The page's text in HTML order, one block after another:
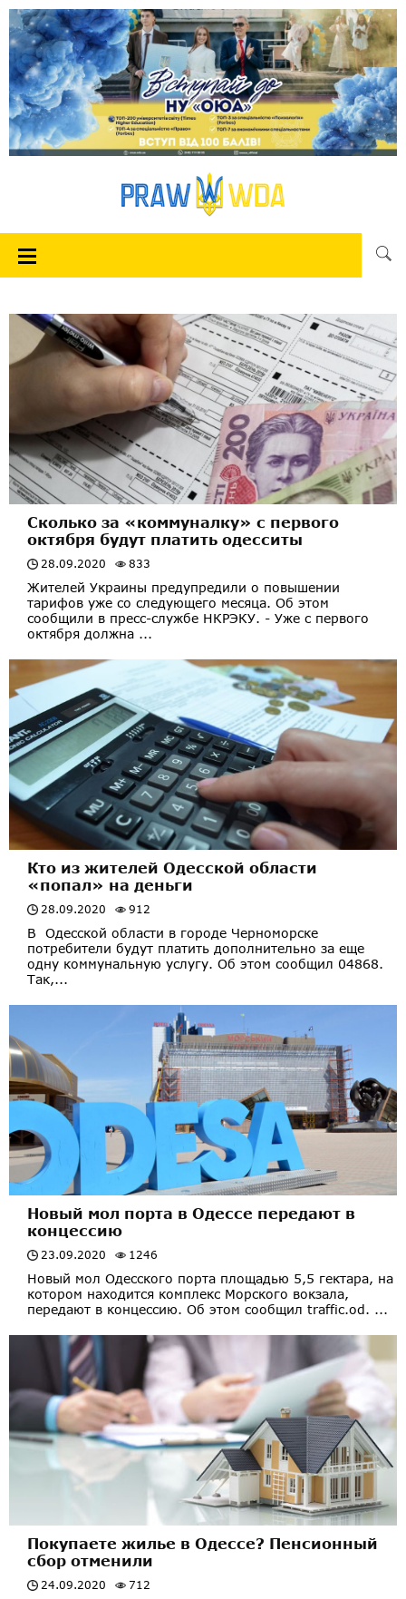
Сколько за «коммуналку» с первого
октября будут платить одесситы
28.09.2020 833
Жителей Украины предупредили о повышении
тарифов уже со следующего месяца. Об этом
сообщили в пресс-службе НКРЭКУ. - Уже с первого
октября должна ...
Кто из жителей Одесской области
«попал» на деньги
28.09.2020 912
В Одесской области в городе Черноморске
потребители будут платить дополнительно за еще
одну коммунальную услугу. Об этом сообщил 04868.
Так,...
Новый мол порта в Одессе передают в
концессию
23.09.2020 1246
Новый мол Одесского порта площадью 5,5 гектара, на
котором находится комплекс Морского вокзала,
передают в концессию. Об этом сообщил traffic.od. ...
Покупаете жилье в Одессе? Пенсионный
сбор отменили
24.09.2020 712